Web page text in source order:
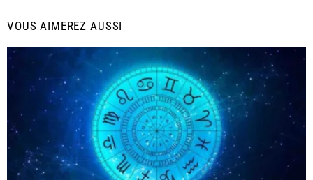
VOUS AIMEREZ AUSSI